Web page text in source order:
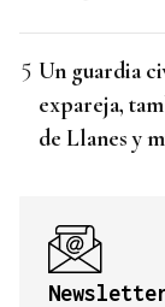
Un guardia
expareja,
de Llanes y